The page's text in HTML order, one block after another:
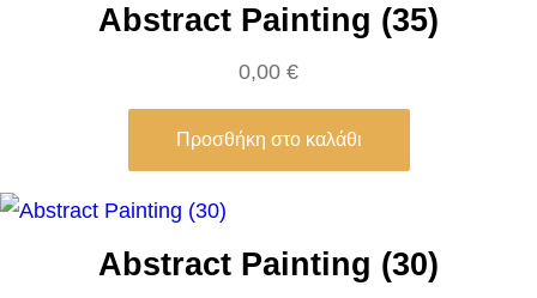
Abstract Painting (35)
0,00 €
Προσθήκη στο καλάθι
Abstract Painting (30)